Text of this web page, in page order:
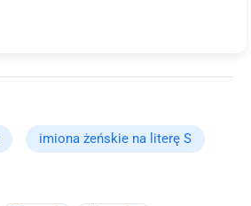
imiona żeńskie na literę S